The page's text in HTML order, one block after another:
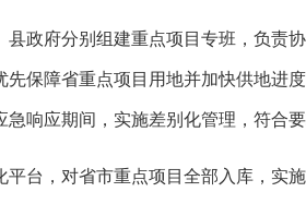
府分别组建重点项目专班，负责
保障省重点项目用地并加快供地进
响应期间，实施差别化管理，符合
，对省市重点项目全部入库，实